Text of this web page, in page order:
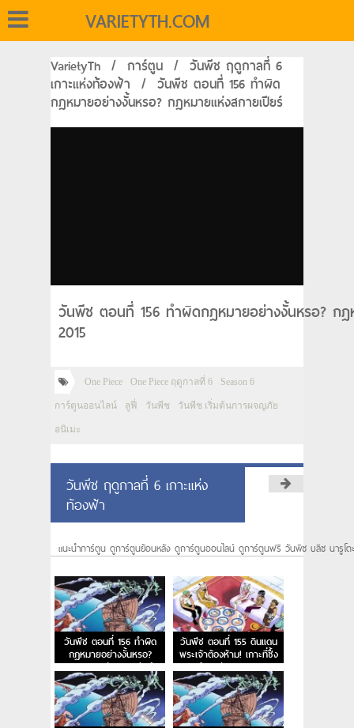
VARIETYTH.COM
VarietyTh / การ์ตูน / วันพีช ฤดูกาลที่ 6
เกาะแห่งท้องฟ้า / วันพีช ตอนที่ 156 ทำผิด
กฎหมายอย่างงั้นหรอ? กฎหมายแห่งสกายเปียร์
วันพีช ตอนที่ 156 ทำผิดกฎหมายอย่างงั้นหรอ? กฎ
2015
One Piece One Piece ฤดูกาลที่ 6 Season 6
การ์ตูนออนไลน์ ลูฟี่ วันพีช วันพีช เริ่มต้นการผจญภัย
อนิเมะ
วันพีช ฤดูกาลที่ 6 เกาะแห่ง
ท้องฟ้า
แนะนำการ์ตูน ดูการ์ตูนย้อนหลัง ดูการ์ตูนออนไลน์ ดูการ์ตูนฟรี วันพีซ บลีซ นารูโตะ
วันพีช ตอนที่ 156 ทำผิด
กฎหมายอย่างงั้นหรอ?
กฎหมายแห่งสกายเปียร์
วันพีช ตอนที่ 155 ดินแดน
พระเจ้าต้องห้าม! เกาะที่ซึ้ง
พระเจ้าอาศัย และ การลง
ทัณต์จากสวรรค์